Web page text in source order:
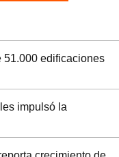
51.000 edificaciones
impulsó la